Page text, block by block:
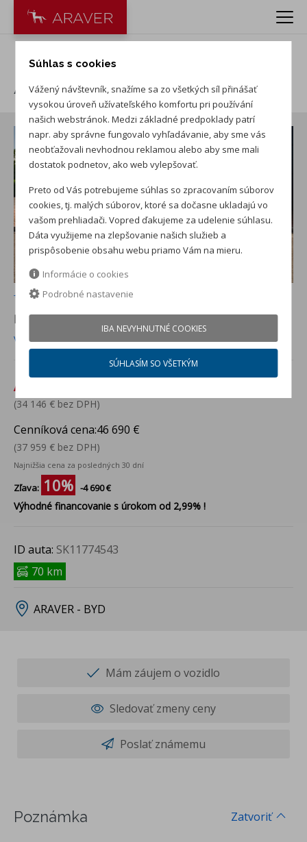
BYD SEAL U DM-i 1.5 Design
AWD
+ ďalších 22
PREDVÁDZACIE AUTOv ARAVER - BYD
Viac info
Akciová cena:
(34 146 € bez DPH)
Cenníková cena:46 690 €
(37 959 € bez DPH)
Najnižšia cena za posledných 30 dní
Zľava: 10% -4 690 €
Výhodné financovanie s úrokom od 2,99% !
ID auta: SK11774543
70 km
ARAVER - BYD
Mám záujem o vozidlo
Sledovať zmeny ceny
Poslať známemu
Zatvoriť
Poznámka
Súhlas s cookies
Vážený návštevník, snažíme sa zo všetkých síl přinášať
vysokou úroveň užívateľského komfortu pri používání
našich webstránok. Medzi základné predpoklady patrí
napr. aby správne fungovalo vyhľadávanie, aby sme vás
neobťažovali nevhodnou reklamou alebo aby sme mali
dostatok podnetov, ako web vylepšovať.
Preto od Vás potrebujeme súhlas so zpracovaním súborov
cookies, tj. malých súborov, ktoré sa dočasne ukladajú vo
vašom prehliadači. Vopred ďakujeme za udelenie súhlasu.
Dáta využijeme na zlepšovanie našich služieb a
prispôsobenie obsahu webu priamo Vám na mieru.
Informácie o cookies
Podrobné nastavenie
IBA NEVYHNUTNÉ COOKIES
SÚHLASÍM SO VŠETKÝM